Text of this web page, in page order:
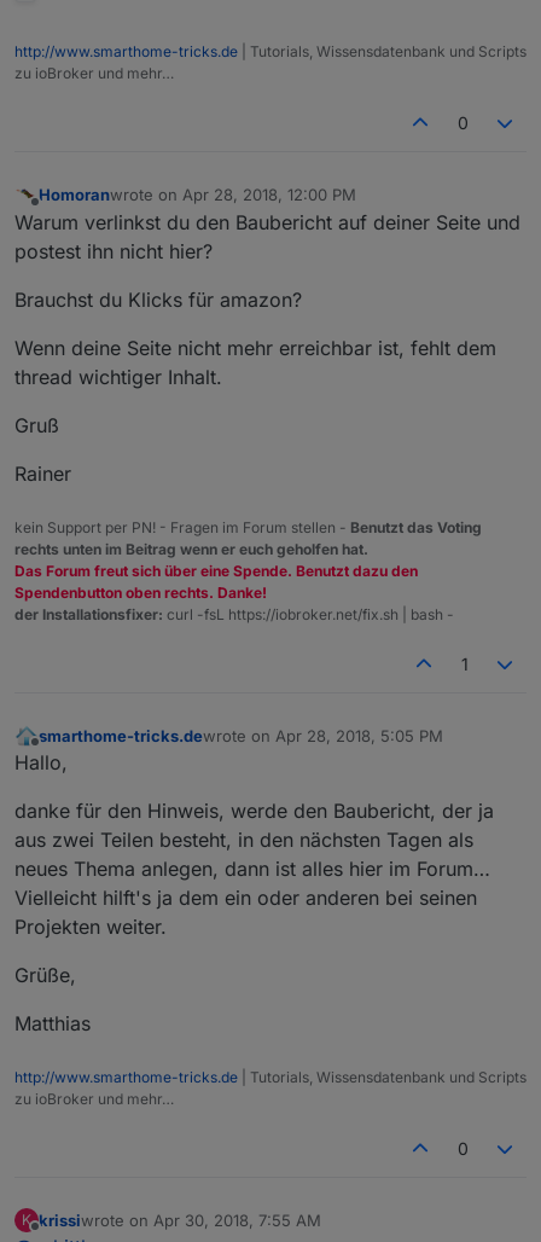
http://www.smarthome-tricks.de | Tutorials, Wissensdatenbank und Scripts
zu ioBroker und mehr…
0
Homoranwrote on Apr 28, 2018, 12:00 PM
last edited by
Warum verlinkst du den Baubericht auf deiner Seite und
postest ihn nicht hier?
Brauchst du Klicks für amazon?
Wenn deine Seite nicht mehr erreichbar ist, fehlt dem
thread wichtiger Inhalt.
Gruß
Rainer
kein Support per PN! - Fragen im Forum stellen - Benutzt das Voting
rechts unten im Beitrag wenn er euch geholfen hat.
Das Forum freut sich über eine Spende. Benutzt dazu den
Spendenbutton oben rechts. Danke!
der Installationsfixer: curl -fsL https://iobroker.net/fix.sh | bash -
1
Offline
smarthome-tricks.dewrote on Apr 28, 2018, 5:05 PM
last edited by
Hallo,
danke für den Hinweis, werde den Baubericht, der ja
aus zwei Teilen besteht, in den nächsten Tagen als
neues Thema anlegen, dann ist alles hier im Forum…
Vielleicht hilft's ja dem ein oder anderen bei seinen
Projekten weiter.
Grüße,
Matthias
http://www.smarthome-tricks.de | Tutorials, Wissensdatenbank und Scripts
zu ioBroker und mehr…
0
K
Offline
krissiwrote on Apr 30, 2018, 7:55 AM
last edited by